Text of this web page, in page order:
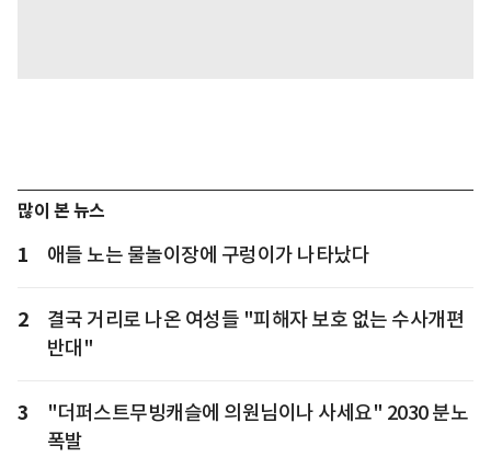
많이 본 뉴스
1 애들 노는 물놀이장에 구렁이가 나타났다
2
결국 거리로 나온 여성들 "피해자 보호 없는 수사개편
반대"
3
"더퍼스트무빙캐슬에 의원님이나 사세요" 2030 분노
폭발